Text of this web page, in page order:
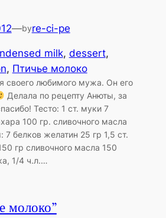
—byre-ci-pe
milk, dessert
, Птичье молоко
своего любимого мужа. Он его
Делала по рецепту Анюты, за
Тесто: 1 ст. муки 7
100 гр. сливочного масла
белков желатин 25 гр 1,5 ст.
гр сливочного масла 150
1/4 ч.л.…
молоко”